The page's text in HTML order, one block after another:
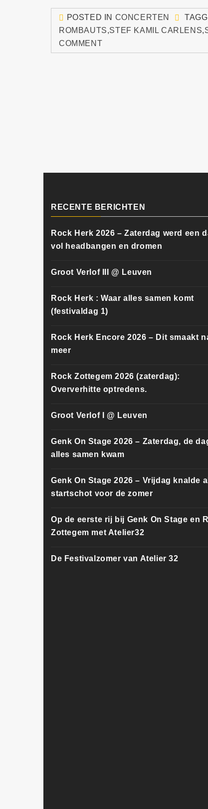
POSTED IN CONCERTEN
ROMBAUTS,STEF KAMIL CARLENS,
COMMENT
RECENTE BERICHTEN
Rock Herk 2026 – Zaterdag werd een
vol headbangen en dromen
Groot Verlof III @ Leuven
Rock Herk : Waar alles samen komt
(festivaldag 1)
Rock Herk Encore 2026 – Dit smaakt
meer
Rock Zottegem 2026 (zaterdag):
Oververhitte optredens.
Groot Verlof I @ Leuven
Genk On Stage 2026 – Zaterdag, de
alles samen kwam
Genk On Stage 2026 – Vrijdag knalde
startschot voor de zomer
Op de eerste rij bij Genk On Stage en
Zottegem met Atelier32
De Festivalzomer van Atelier 32